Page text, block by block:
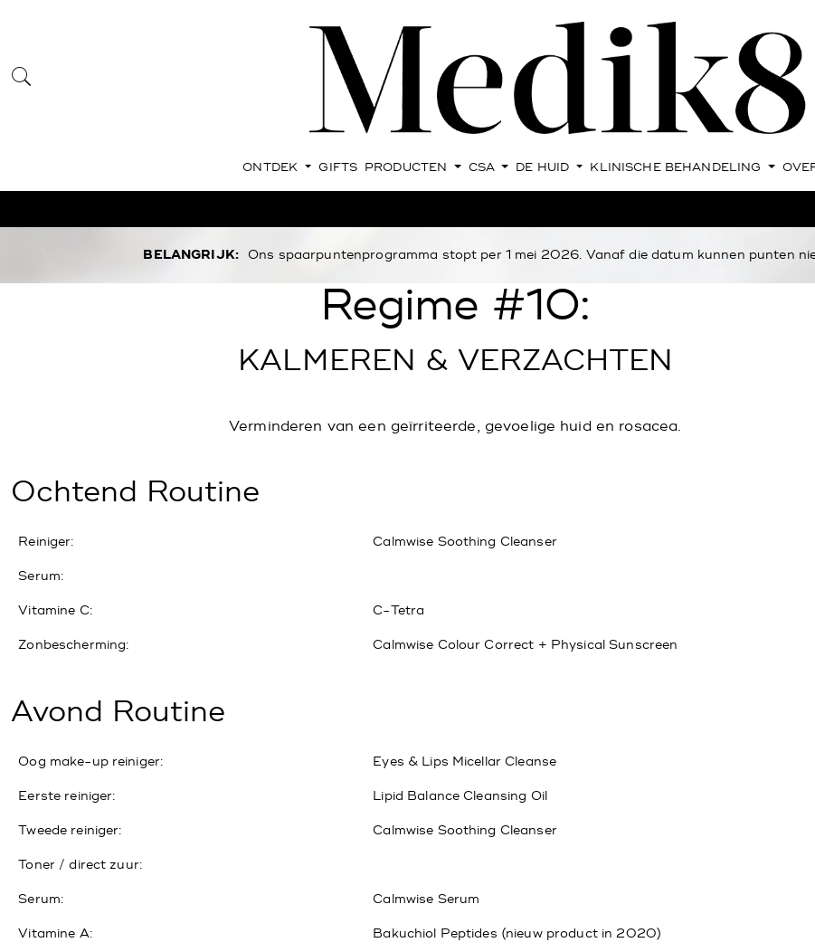
ONTDEK GIFTS PRODUCTEN CSA DE HUID KLINISCHE BEHANDELING
BELANGRIJK: Ons spaarpuntenprogramma stopt per 1 mei 2026. Vanaf die datum kunnen punten
Regime #10:
KALMEREN & VERZACHTEN
Verminderen van een geïrriteerde, gevoelige huid en rosacea.
Ochtend Routine
Reiniger: Calmwise Soothing Cleanser
Serum:
Vitamine C: C-Tetra
Zonbescherming: Calmwise Colour Correct + Physical Sunscreen
Avond Routine
Oog make-up reiniger: Eyes & Lips Micellar Cleanse
Eerste reiniger: Lipid Balance Cleansing Oil
Tweede reiniger: Calmwise Soothing Cleanser
Toner / direct zuur:
Serum: Calmwise Serum
Vitamine A: Bakuchiol Peptides (nieuw product in 2020)